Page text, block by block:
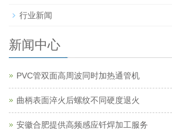
行业新闻
新闻中心
PVC管双面高周波同时加热通管机
曲柄表面淬火后螺纹不同硬度退火
安徽合肥提供高频感应钎焊加工服务